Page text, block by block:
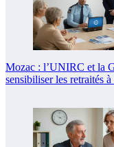
Mozac : l’UNIRC et la
sensibiliser les retraités